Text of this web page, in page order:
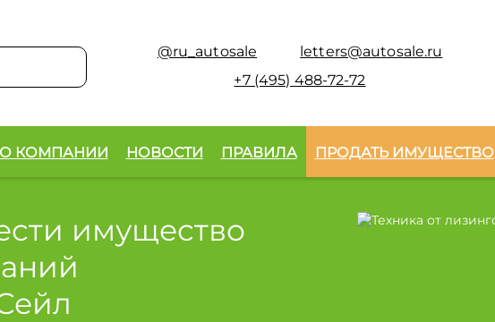
@ru_autosale
letters@autosale.ru
+7 (495) 488-72-72
О КОМПАНИИ НОВОСТИ ПРАВИЛА ПРОДАТЬ ИМУЩЕСТВО
имущество